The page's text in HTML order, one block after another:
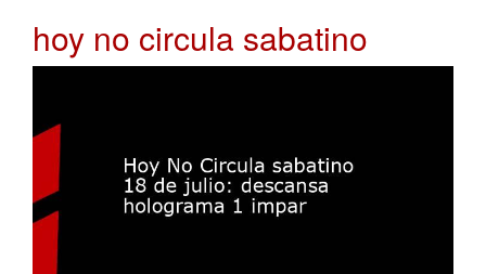
hoy no circula sabatino